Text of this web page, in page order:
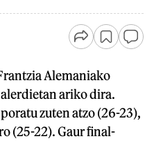
Alemaniako
ariko dira.
zuten atzo (26-23),
(25-22). Gaur final-